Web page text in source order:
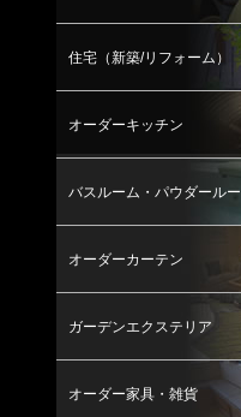
住宅（新築/リフォーム）
オーダーキッチン
バスルーム・パウダール
オーダーカーテン
ガーデンエクステリア
オーダー家具・雑貨